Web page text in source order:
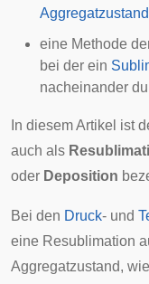
Aggregatzustand
eine Methode
bei der ein
nacheinander
In diesem Artikel ist
auch als
oder Deposition
Bei den Druck- und
eine Resublimation
Aggregatzustand,